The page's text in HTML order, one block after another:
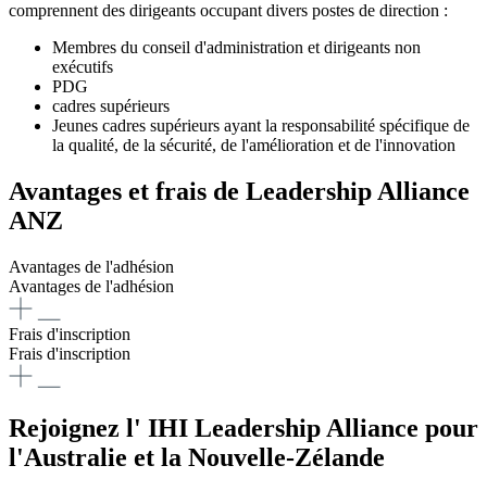
comprennent des dirigeants occupant divers postes de direction :
Membres du conseil d'administration et dirigeants non
exécutifs
PDG
cadres supérieurs
Jeunes cadres supérieurs ayant la responsabilité spécifique de
la qualité, de la sécurité, de l'amélioration et de l'innovation
Avantages et frais de Leadership Alliance
ANZ
Avantages de l'adhésion
Avantages de l'adhésion
Frais d'inscription
Frais d'inscription
Rejoignez l' IHI Leadership Alliance pour
l'Australie et la Nouvelle-Zélande